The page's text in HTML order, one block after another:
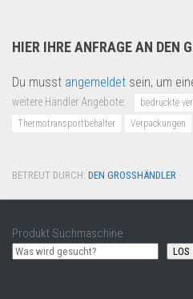
HIER IHRE ANFRAGE AN DEN
Du musst angemeldet sein, um
weitere Händler Angebote:
bedruckte
Thermotransportbehälter
Verpackungen
BETREUT DURCH: DEN GROSSHÄNDLER ·
Produkt Suchmaschine
LOS